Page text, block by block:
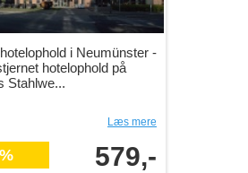
i Neumünster -
hotelophold på
Stahlwe...
Læs mere
579,-